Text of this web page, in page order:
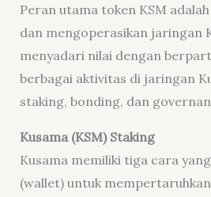
Peran utama token KSM
dan mengoperasikan jaringan
menyadari nilai dengan
berbagai aktivitas di jaringan
staking, bonding, dan
Kusama (KSM) Staking
Kusama memiliki tiga cara
(wallet) untuk